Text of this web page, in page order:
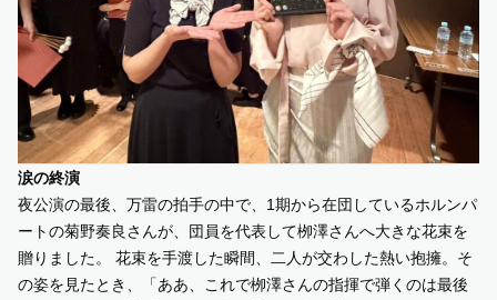
涙の終演
夜公演の最後、万雷の拍手の中で、1期から在団しているホルンパ
ートの菊野奏良さんが、団員を代表して栁澤さんへ大きな花束を
贈りました。 花束を手渡した瞬間、二人が交わした熱い抱擁。そ
の姿を見たとき、「ああ、これで栁澤さんの指揮で弾くのは最後